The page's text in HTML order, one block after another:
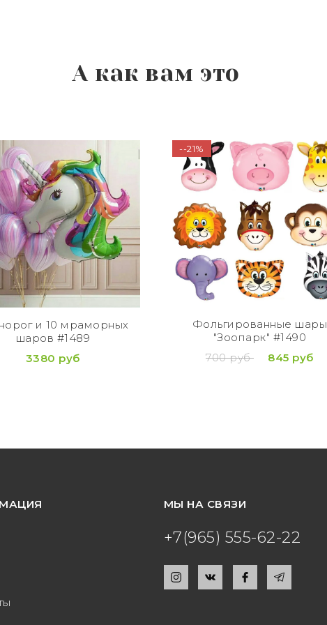
А как вам это
и 10 мраморных
шаров #1489
3380 руб
--21%
Фольгированные шары
"Зоопарк" #1490
700 руб
845 руб
МЫ НА СВЯЗИ
+7(965) 555-62-22